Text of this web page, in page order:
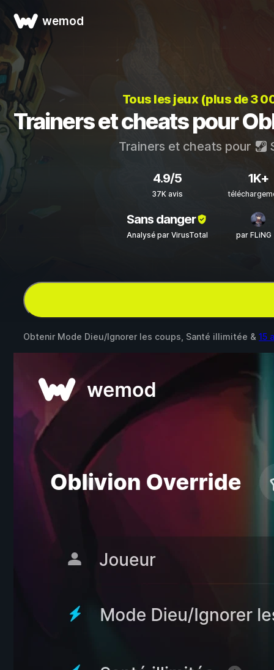
wemod
Tous les jeux (plus de 3
Trainers et cheats pour
Trainers et cheats pour
4.9/5
37K avis
1K+
Sans danger
Analysé par VirusTotal par
Obtenir Mode Dieu/Ignorer les coups, Santé illimitée & 15